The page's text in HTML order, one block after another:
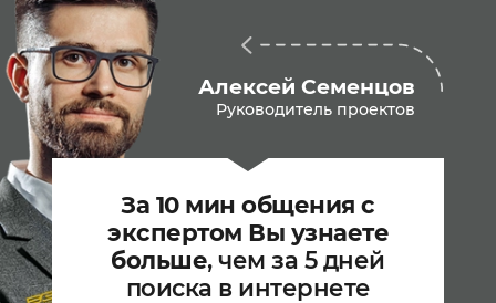
Алексей Семенцов
Руководитель проектов
За 10 мин общения с
экспертом Вы узнаете
больше, чем за 5 дней
поиска в интернете